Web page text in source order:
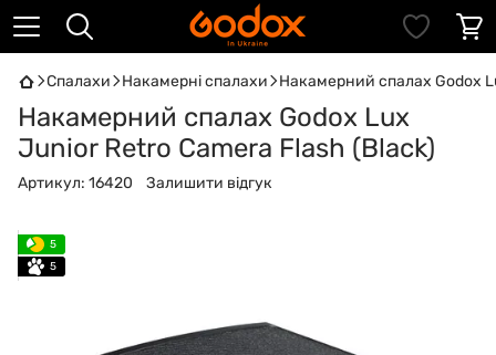
Спалахи Накамерні спалахи Накамерний спалах Godox
Накамерний спалах Godox Lux
Junior Retro Camera Flash (Black)
Артикул: 16420 Залишити відгук
5
5